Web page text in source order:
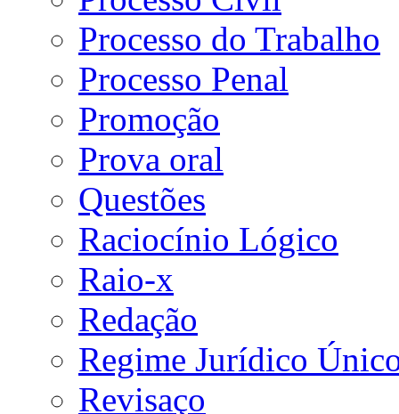
Processo do Trabalho
Processo Penal
Promoção
Prova oral
Questões
Raciocínio Lógico
Raio-x
Redação
Regime Jurídico
Revisaço